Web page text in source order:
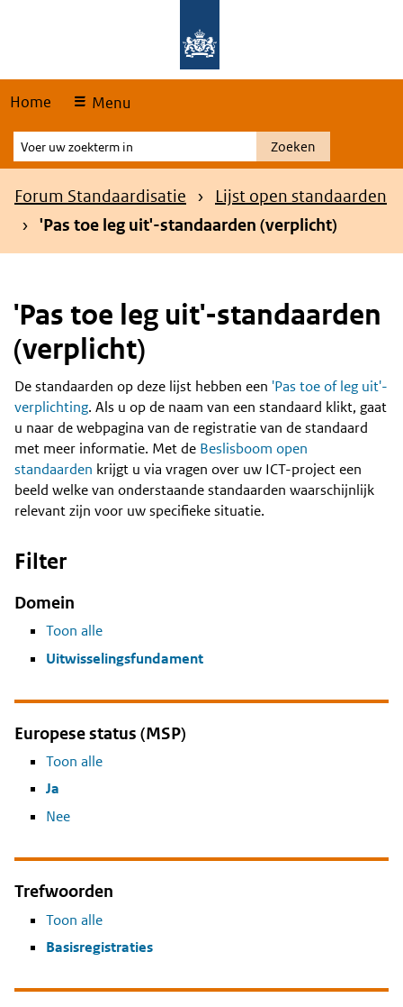
Home Menu
Voer
uw
zoekterm
Zoeken
Kruimelpad
Forum Standaardisatie
Lijst open standaarden
'Pas toe leg uit'-standaarden (verplicht)
'Pas toe leg uit'-standaarden
(verplicht)
Content
De standaarden op deze lijst hebben een 'Pas toe of leg uit'-
verplichting. Als u op de naam van een standaard klikt, gaat
u naar de webpagina van de registratie van de standaard
met meer informatie. Met de Beslisboom open
standaarden krijgt u via vragen over uw ICT-project een
beeld welke van onderstaande standaarden waarschijnlijk
relevant zijn voor uw specifieke situatie.
Filter
Domein
Toon alle
Uitwisselingsfundament
Europese status (MSP)
Toon alle
Ja
Nee
Trefwoorden
Toon alle
Basisregistraties